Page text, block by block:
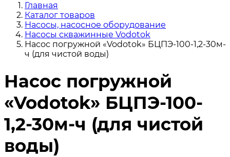
Главная
Каталог товаров
Насосы, насосное оборудование
Насосы скважинные Vodotok
Насос погружной «Vodotok» БЦПЭ-100-1,2-30м-
ч (для чистой воды)
Насос погружной
«Vodotok» БЦПЭ-100-
1,2-30м-ч (для чистой
воды)